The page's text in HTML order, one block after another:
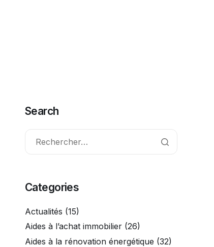
Search
Categories
Actualités (15)
Aides à l’achat immobilier (26)
Aides à la rénovation énergétique (32)